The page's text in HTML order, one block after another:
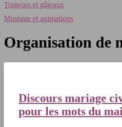
Traiteurs et gâteaux
Musique et animations
Organisation de
Discours mariage
pour les mots du